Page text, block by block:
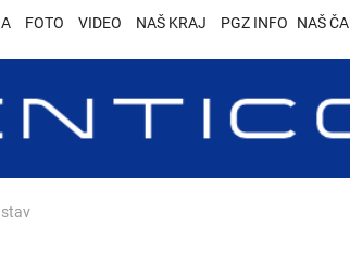
FOTO VIDEO NAŠ KRAJ PGZ INFO NAŠ ČA